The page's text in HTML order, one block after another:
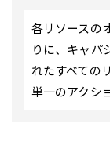
各リソースの
りに、キャパ
れたすべての
単一のアクシ